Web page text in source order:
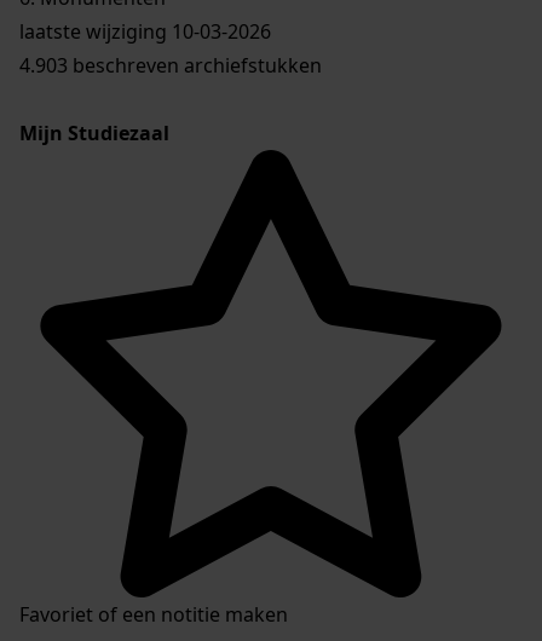
laatste wijziging 10-03-2026
4.903 beschreven archiefstukken
Mijn Studiezaal
Favoriet of een notitie maken